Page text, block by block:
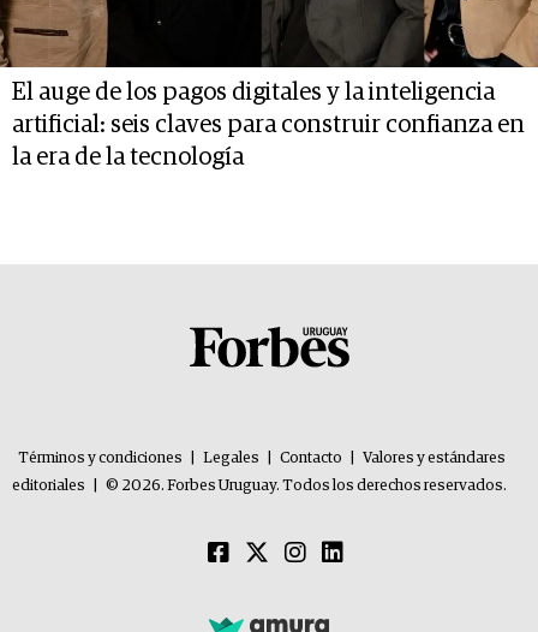
El auge de los pagos digitales y la inteligencia
artificial: seis claves para construir confianza en
la era de la tecnología
Términos y condiciones Legales Contacto
Valores y estándares
editoriales
© 2026. Forbes Uruguay. Todos los derechos reservados.